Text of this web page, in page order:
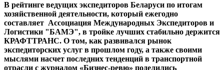
В рейтинге ведущих экспедиторов Беларуси по итогам
хозяйственной деятельности, который ежегодно
составляет Ассоциация Международных Экспедиторов и
Логистики "БАМЭ", в тройке лучших стабильно держится
КРАФТТРАНС. О том, как развивался рынок
экспедиторских услуг в прошлом году, а также своими
мыслями насчет последних тенденций в транспортной
отрасли с журналом «Бизнес-ревю» поделились